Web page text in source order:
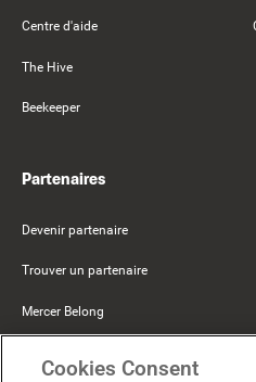
Centre d'aide
The Hive
Beekeeper
Partenaires
Devenir partenaire
Trouver un partenaire
Mercer Belong
Cookies Consent